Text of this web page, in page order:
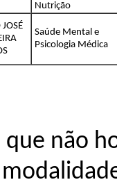
Nutrição
Saúde Mental e
Psicologia Médica
que não